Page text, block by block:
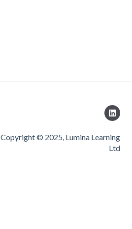
Copyright © 2025, Lumina Learning
Ltd